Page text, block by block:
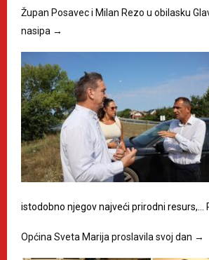
Župan Posavec i Milan Rezo u obilasku
nasipa →
istodobno njegov najveći prirodni resurs,…
Općina Sveta Marija proslavila svoj dan →